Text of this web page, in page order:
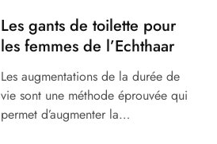
Les gants de toilette pour
les femmes de l’Echthaar
Les augmentations de la durée de
vie sont une méthode éprouvée qui
permet d’augmenter la…